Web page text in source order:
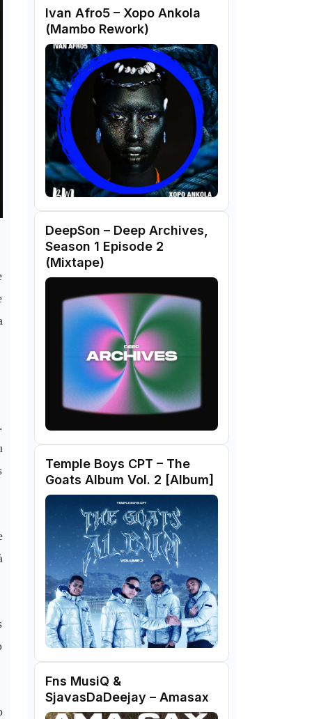
Ivan Afro5 – Xopo Ankola
(Mambo Rework)
DeepSon – Deep Archives,
Season 1 Episode 2
(Mixtape)
Temple Boys CPT – The
Goats Album Vol. 2 [Album]
Fns MusiQ &
SjavasDaDeejay – Amasax